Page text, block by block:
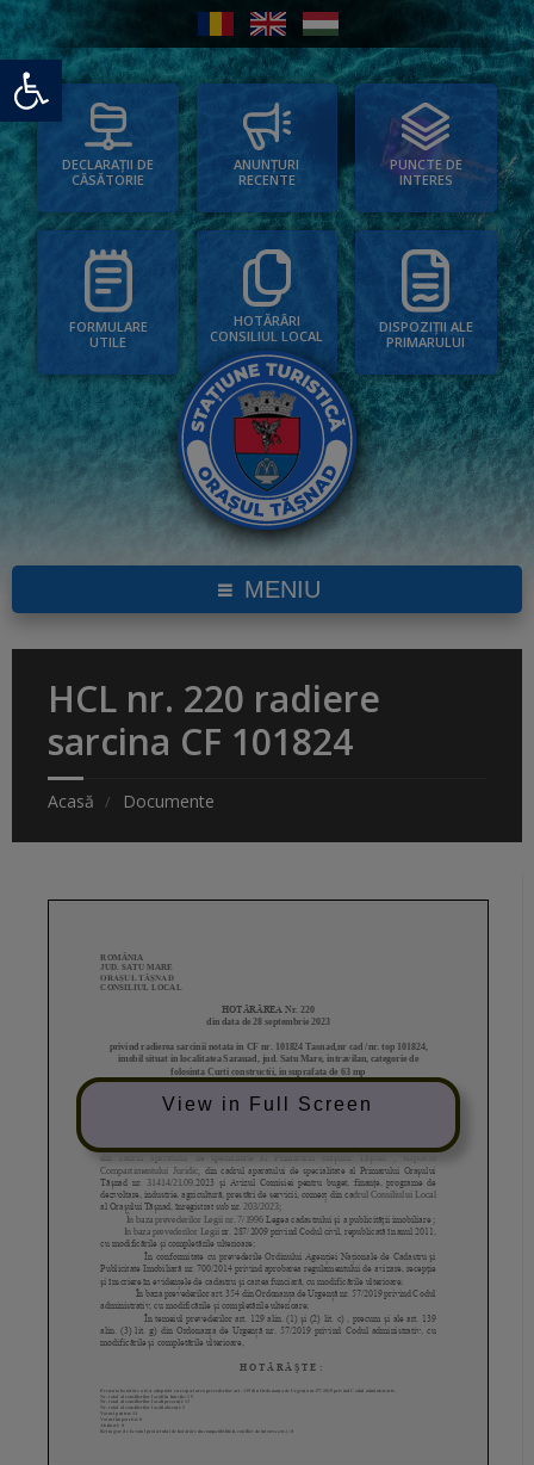
Deschide bara de unelte
DECLARAȚII DE
CĂSĂTORIE
ANUNȚURI
RECENTE
PUNCTE DE
INTERES
FORMULARE
UTILE
HOTĂRÂRI
CONSILIUL LOCAL
DISPOZIȚII ALE
PRIMARULUI
MENIU
HCL nr. 220 radiere
sarcina CF 101824
Acasă Documente
View in Full Screen